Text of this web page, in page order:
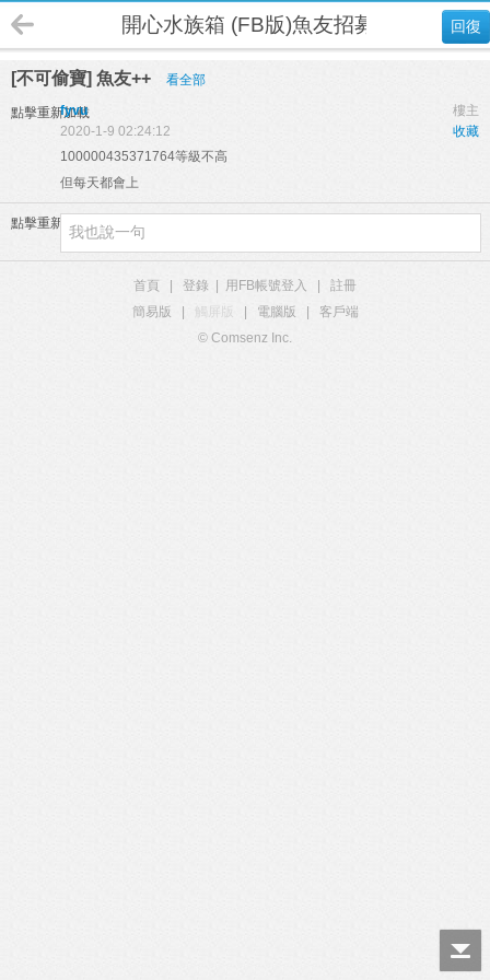
回復
開心水族箱 (FB版)魚友招募
[不可偷寶] 魚友++ 看全部
點擊重新加載 樓主
fyvu
收藏
2020-1-9 02:24:12
100000435371764等級不高
但每天都會上
點擊重新加載
首頁 登錄 用FB帳號登入
註冊
簡易版
觸屏版 電腦版
客戶端
© Comsenz Inc.